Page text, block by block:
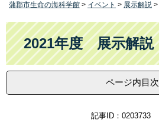
で
す
。
ば
し
て
本
文
蒲郡市生命の海科学館 > イベント > 展示解説 >
本
文
2021年度 展示解説
ページ内目次
記事ID：0203733